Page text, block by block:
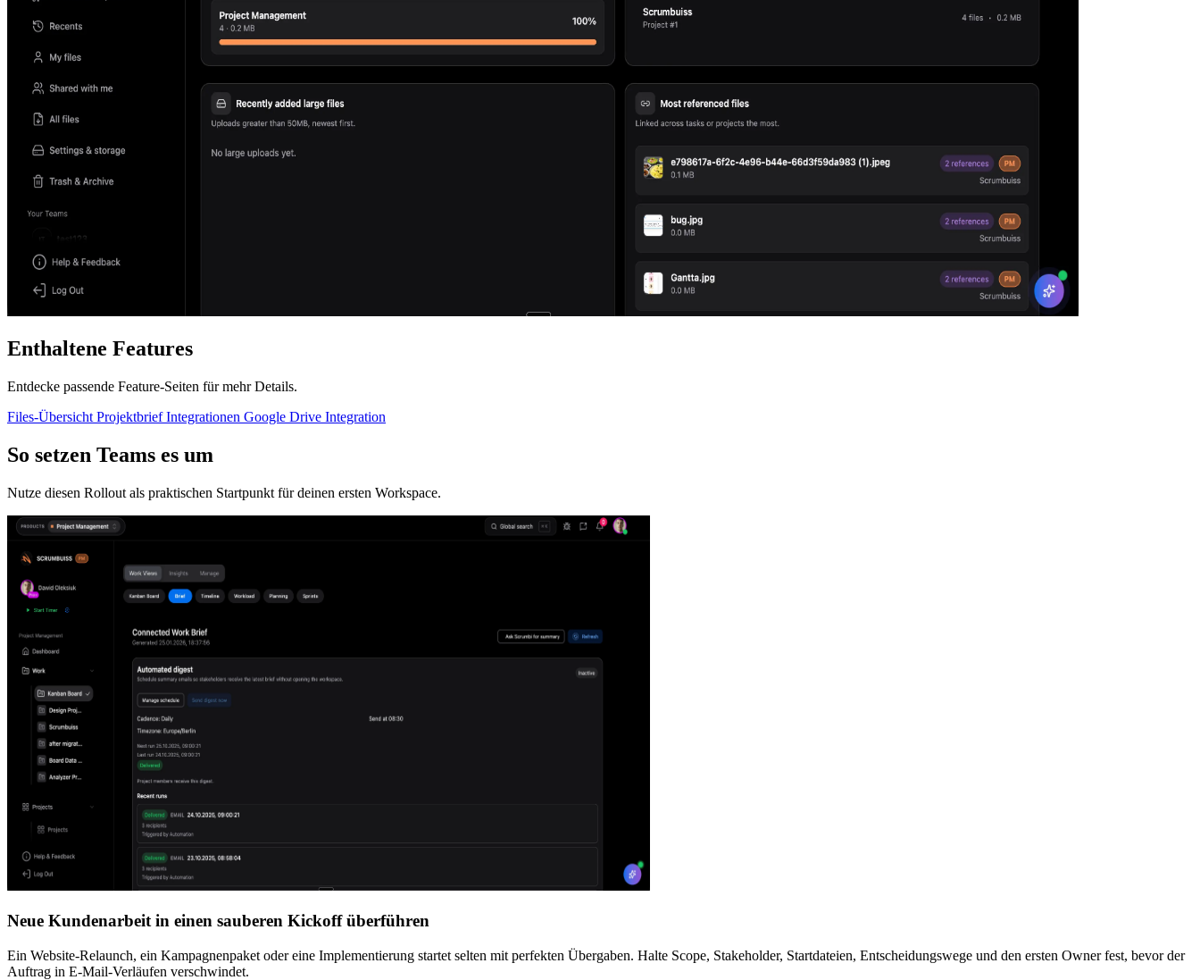
Enthaltene Features
Entdecke passende Feature-Seiten für mehr Details.
Files-Übersicht ProjektbriefIntegrationen Google Drive Integration
So setzen Teams es um
Nutze diesen Rollout als praktischen Startpunkt für deinen ersten Workspace.
Neue Kundenarbeit in einen sauberen Kickoff überführen
Ein Website-Relaunch, ein Kampagnenpaket oder eine Implementierung startet selten mit perfekten Übergaben. Halte Scope, Stakeholder, Startdateien, Entscheidungswege und den ersten Owner fest, bevor der
Auftrag in E-Mail-Verläufen verschwindet.